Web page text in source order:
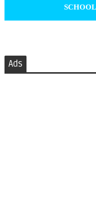
Ads